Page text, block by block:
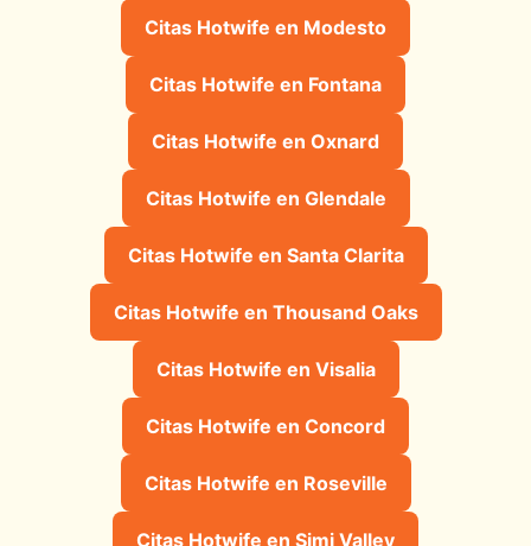
Citas Hotwife en Modesto
Citas Hotwife en Fontana
Citas Hotwife en Oxnard
Citas Hotwife en Glendale
Citas Hotwife en Santa Clarita
Citas Hotwife en Thousand Oaks
Citas Hotwife en Visalia
Citas Hotwife en Concord
Citas Hotwife en Roseville
Citas Hotwife en Simi Valley